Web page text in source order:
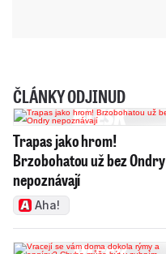
ČLÁNKY ODJINUD
Trapas jako hrom!
Brzobohatou už bez Ondry
nepoznávají
Aha!